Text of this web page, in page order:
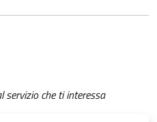
servizio che ti interessa